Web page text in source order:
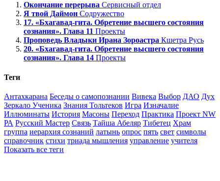
Окончание перерыва Сервисный отдел
Я твой Даймон Содружество
17. «Бхагавад-гита. Обретение высшего состояния
сознания». Глава 11 Проекты
Проповедь Владыки Ирана Зороастра Кшетра Русь
20. «Бхагавад-гита. Обретение высшего состояния
сознания». Глава 14 Проекты
Теги
Антахкарана Беседы о самопознании Вивека Выбор ДАО Дух
Зеркало Ученика Знания Тольтеков Игра Изначалие
Иллюминаты История Масоны Переход Практика Проект NW
РА Русский Мастер Связь Тайша Абеляр Тибетец Храм
группа иерархия сознаний латынь опрос пять свет символы
справочник стихи триада мышления управление учителя
Показать все теги